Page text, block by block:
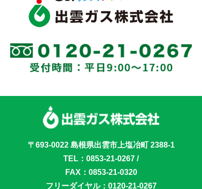
〒693-0022 島根県出雲市上塩冶町 2388-1
TEL： 0853-21-0267 /
FAX：0853-21-0320
フリーダイヤル： 0120-21-0267